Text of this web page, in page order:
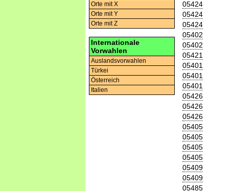
Orte mit X
Orte mit Y
Orte mit Z
Internationale
Vorwahlen
Auslandsvorwahlen
Türkei
Österreich
Italien
05424
05424
05424
05402
05402
05421
05401
05401
05401
05426
05426
05426
05405
05405
05405
05405
05409
05409
05485